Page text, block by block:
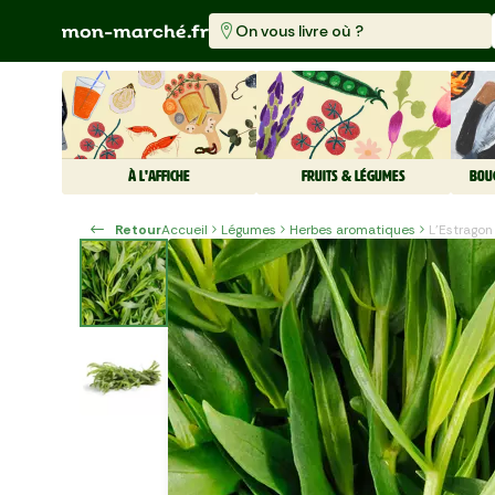
On vous livre où ?
À L'AFFICHE FRUITS & LÉGUMES
RetourAccueil Légumes Herbes aromatiques L'Estragon